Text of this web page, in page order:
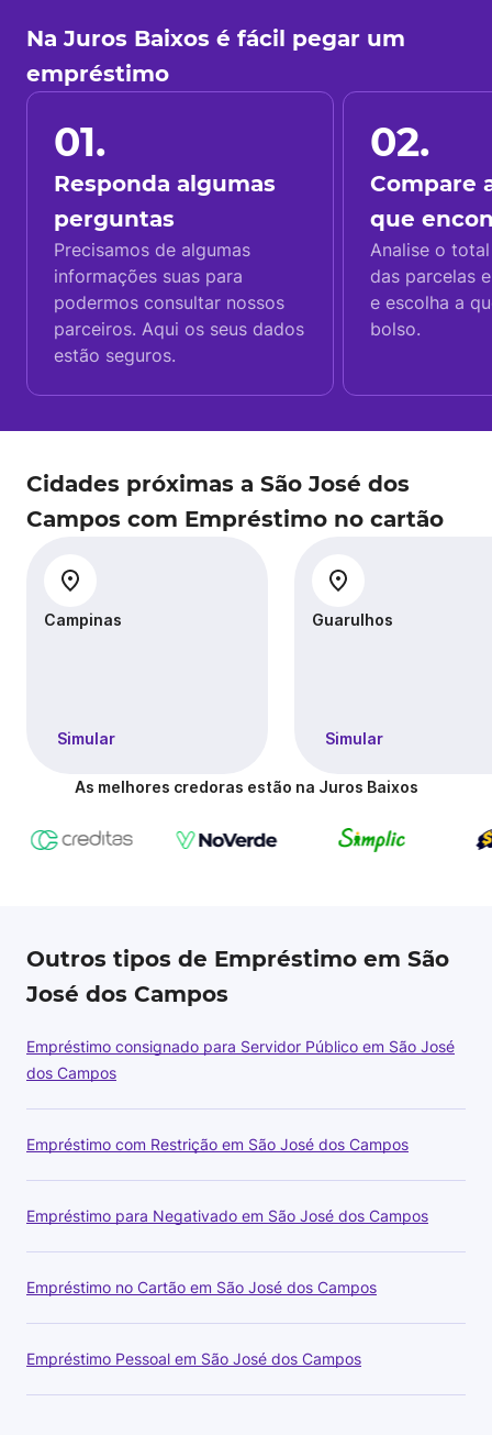
Na Juros Baixos é fácil pegar um
empréstimo
01.
Responda algumas
perguntas
Precisamos de algumas
informações suas para
podermos consultar nossos
parceiros. Aqui os seus dados
estão seguros.
02.
Compare
que
Analise o
das parcelas
e escolha a
bolso.
Cidades próximas a São José dos
Campos com Empréstimo no cartão
Campinas
Simular
Guarulhos
Simular
As melhores credoras estão na Juros Baixos
Outros tipos de Empréstimo em São
José dos Campos
Empréstimo consignado para Servidor Público em São José
dos Campos
Empréstimo com Restrição em São José dos Campos
Empréstimo para Negativado em São José dos Campos
Empréstimo no Cartão em São José dos Campos
Empréstimo Pessoal em São José dos Campos